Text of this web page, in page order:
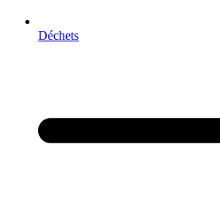
Déchets